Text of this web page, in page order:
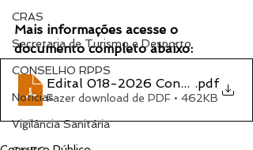
CRAS
Secretaria de Turismo e Desporto
CONSELHO RPPS
Notícias
Vigilância Sanitária
Mais informações acesse o
documento completo abaixo:
Edital 018-2026 Concurso
.pdf
Fazer download de PDF • 462KB